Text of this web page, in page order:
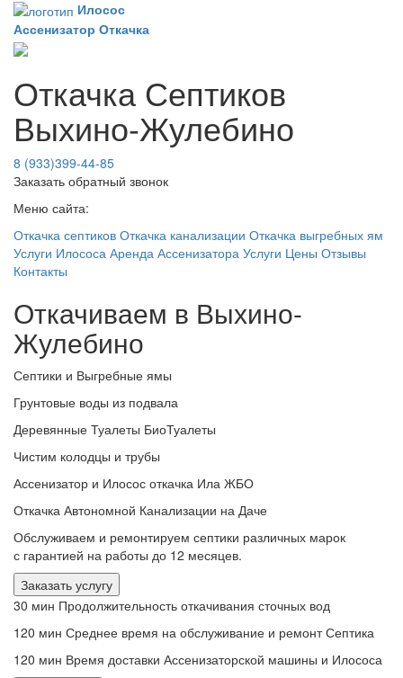
Илосос
Ассенизатор Откачка
Откачка Септиков
Выхино-Жулебино
8 (933)399-44-85
Заказать обратный звонок
Меню сайта:
Откачка септиков Откачка канализации Откачка выгребных ям
Услуги Илососа Аренда Ассенизатора Услуги Цены Отзывы
Контакты
Откачиваем в Выхино-
Жулебино
Септики и Выгребные ямы
Грунтовые воды из подвала
Деревянные Туалеты БиоТуалеты
Чистим колодцы и трубы
Ассенизатор и Илосос откачка Ила ЖБО
Откачка Автономной Канализации на Даче
Обслуживаем и ремонтируем септики различных марок
с гарантией на работы до 12 месяцев.
Заказать услугу
30 мин Продолжительность откачивания сточных вод
120 мин Среднее время на обслуживание и ремонт Септика
120 мин Время доставки Ассенизаторской машины и Илососа